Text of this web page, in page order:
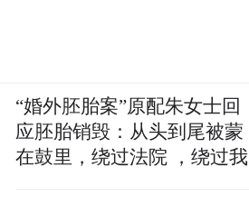
“婚外胚胎案”原配朱女士回
应胚胎销毁：从头到尾被蒙
在鼓里，绕过法院 ，绕过我